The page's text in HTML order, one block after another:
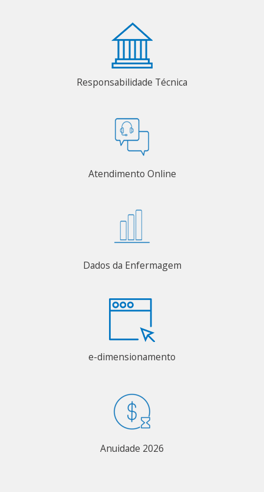
Responsabilidade Técnica
Atendimento Online
Dados da Enfermagem
e-dimensionamento
Anuidade 2026